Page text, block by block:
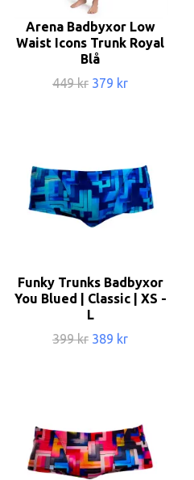
Arena Badbyxor Low
Waist Icons Trunk Royal
Blå
449 kr 379 kr
Funky Trunks Badbyxor
You Blued | Classic | XS -
L
399 kr 389 kr